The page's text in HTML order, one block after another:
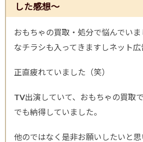
した感想～
おもちゃの買取・処分で悩んでい
なチラシも入ってきますしネット広
正直疲れていました（笑）
TV出演していて、おもちゃの買取
でも納得していました。
他のではなく是非お願いしたいと思